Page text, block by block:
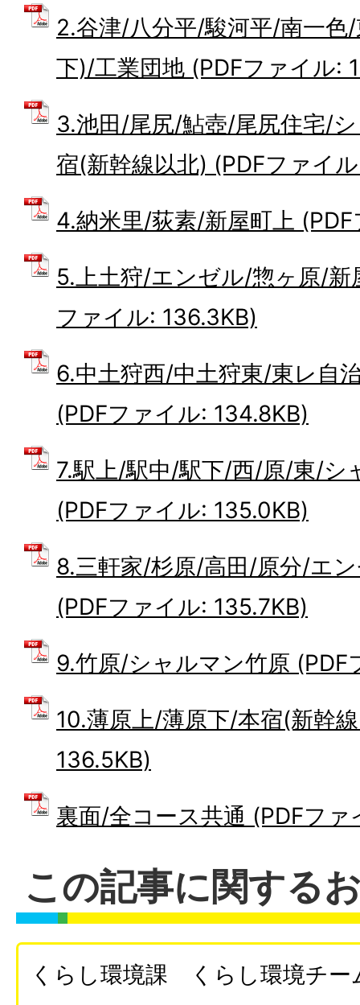
2.谷津/八分平/駿河平/南一色
下)/工業団地 (PDFファイル:
3.池田/尾尻/鮎壺/尾尻住宅/
宿(新幹線以北) (PDFファイ
4.納米里/荻素/新屋町上
5.上土狩/エンゼル/惣ヶ原/新
ファイル: 136.3KB)
6.中土狩西/中土狩東/東レ自
(PDFファイル: 134.8KB)
7.駅上/駅中/駅下/西/原/東/シ
(PDFファイル: 135.0KB)
8.三軒家/杉原/高田/原分/エ
(PDFファイル: 135.7KB)
9.竹原/シャルマン竹原 (PDF
10.薄原上/薄原下/本宿(新幹
136.5KB)
裏面/全コース共通 (PDFフ
この記事に関する
くらし環境課 くらし環境チー